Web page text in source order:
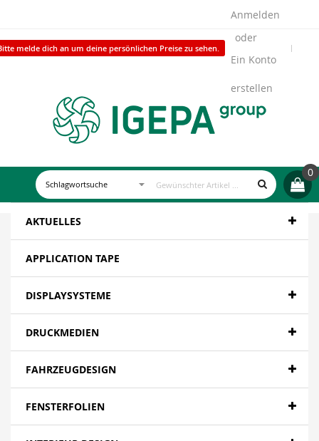
melde dich an um deine persönlichen Preise zu sehen.
Anmelden
Ein Konto
erstellen
0
AKTUELLES
APPLICATION TAPE
DISPLAYSYSTEME
DRUCKMEDIEN
FAHRZEUGDESIGN
FENSTERFOLIEN